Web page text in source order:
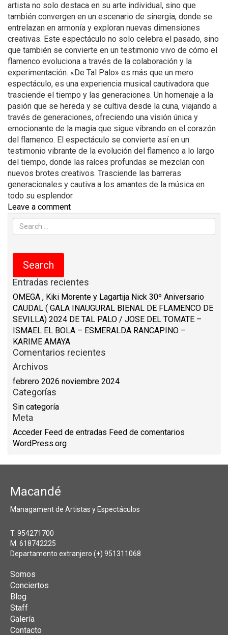
artista no solo destaca en su arte individual, sino que
también convergen en un escenario de sinergia, donde se
entrelazan en armonía y exploran nuevas dimensiones
creativas. Este espectáculo no solo celebra el pasado, sino
que también se convierte en un testimonio vivo de cómo el
flamenco evoluciona a través de la colaboración y la
experimentación. «De Tal Palo» es más que un mero
espectáculo, es una experiencia musical cautivadora que
trasciende el tiempo y las generaciones. Un homenaje a la
pasión que se hereda y se cultiva desde la cuna, viajando a
través de generaciones, ofreciendo una visión única y
emocionante de la magia que sigue vibrando en el corazón
del flamenco. El espectáculo se convierte así en un
testimonio vibrante de la evolución del flamenco a lo largo
del tiempo, donde las raíces profundas se mezclan con
nuevos brotes creativos. Trasciende las barreras
generacionales y cautiva a los amantes de la música en
todo su esplendor
Leave a comment
Entradas recientes
OMEGA , Kiki Morente y Lagartija Nick 30º Aniversario
CAUDAL ( GALA INAUGURAL BIENAL DE FLAMENCO DE
SEVILLA) 2024 DE TAL PALO / JOSE DEL TOMATE –
ISMAEL EL BOLA – ESMERALDA RANCAPINO –
KARIME AMAYA
Comentarios recientes
Archivos
febrero 2026 noviembre 2024
Categorías
Sin categoría
Meta
Acceder Feed de entradas Feed de comentarios
WordPress.org
Macandé
Managament de Artistas y Espectáculos
T. 954271700
M. 618742225
Departamento extranjero (+) 951311068
Somos
Conciertos
Blog
Staff
Galería
Contacto